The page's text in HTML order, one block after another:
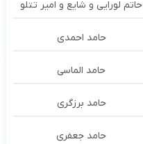
حاتم لورایی و شایع و امیر تتلو
حامد احمدی
حامد الماسی
حامد برزگری
حامد جعفری